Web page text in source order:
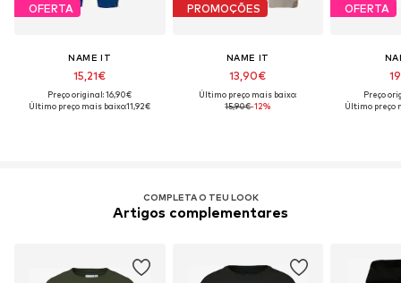
OFERTA
NAME IT
15,21€
Preço original: 16,90€
Último preço mais baixo:11,92€
PROMOÇÕES
NAME IT
13,90€
Último preço mais baixo:
15,90€-12%
OFERTA
Preço
Último preço
COMPLETA O TEU LOOK
Artigos complementares